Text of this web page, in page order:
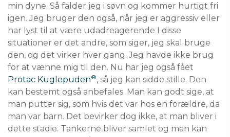
min dyne. Så falder jeg i søvn og kommer hurtigt fri
igen. Jeg bruger den også, når jeg er aggressiv eller
har lyst til at være udadreagerende I disse
situationer er det andre, som siger, jeg skal bruge
den, og det virker hver gang. Jeg havde ikke brug
for at vænne mig til den. Nu har jeg også fået
Protac Kuglepuden®, så jeg kan sidde stille. Den
kan bestemt også anbefales. Man kan godt sige, at
man putter sig, som hvis det var hos en forældre, da
man var barn. Det bevirker dog ikke, at man bliver i
dette stadie. Tankerne bliver samlet og man kan